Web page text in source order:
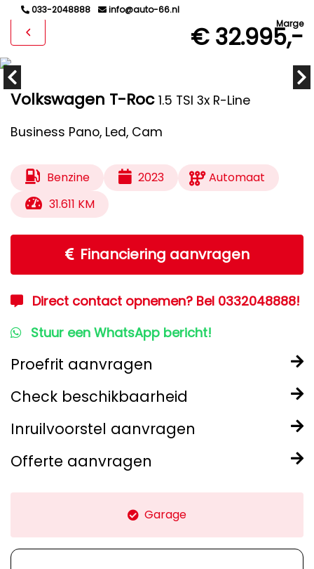
033-2048888
info@auto-66.nl
Marge
€ 32.995,-
Volkswagen T-Roc 1.5 TSI 3x R-Line
Business Pano, Led, Cam
Benzine 2023
Automaat
31.611 KM
Financiering aanvragen
Direct contact opnemen? Bel 0332048888!
Stuur een WhatsApp bericht!
Proefrit aanvragen
Check beschikbaarheid
Inruilvoorstel aanvragen
Offerte aanvragen
Garage